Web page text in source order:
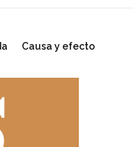
Causa y efecto